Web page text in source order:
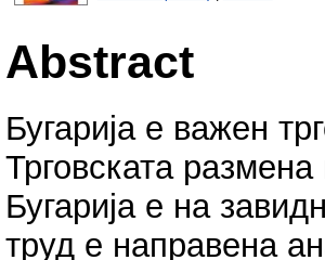
Abstract
Бугарија е важен
Трговската
Бугарија е на
труд е направена